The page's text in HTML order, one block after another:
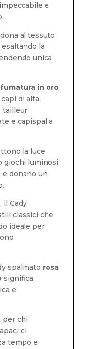
e
al tessuto
la
unica
in oro
di alta
tailleur
e capispalla
la luce
giochi luminosi
e donano un
il Cady
classici che
ideale per
spalmato rosa
significa
e
per chi
di
tempo e